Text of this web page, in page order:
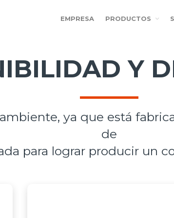
EMPRESA PRODUCTOS
Y
ya que está
de
para lograr producir un